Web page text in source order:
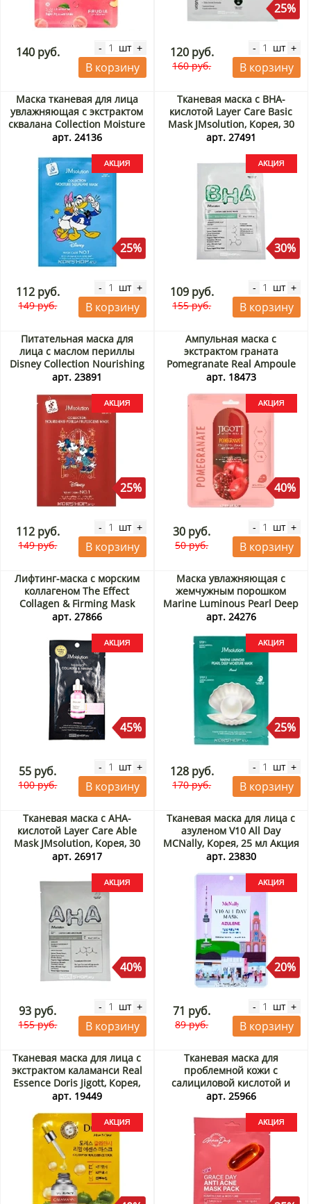
140 руб. - шт +
В корзину
25%
120 руб.
160 руб.
- шт +
В корзину
Маска тканевая для лица
увлажняющая с экстрактом
сквалана Collection Moisture
Squalane Mask JMsolution,
арт. 24136
25%
112 руб.
149 руб.
- шт +
В корзину
Тканевая маска с ВНА-
кислотой Layer Care Basic
Mask JMsolution, Корея, 30
мл Акция
арт. 27491
30%
109 руб.
155 руб.
- шт +
В корзину
Питательная маска для
лица с маслом периллы
Disney Collection Nourishing
Perilla Frutescens Mask
арт. 23891
25%
112 руб.
149 руб.
- шт +
В корзину
Ампульная маска с
экстрактом граната
Pomegranate Real Ampoule
Mask Jigott, Корея, 27 мл
арт. 18473
40%
30 руб.
50 руб.
- шт +
В корзину
Лифтинг-маска с морским
коллагеном The Effect
Collagen & Firming Mask
JMsolution, Корея, 24 мл
арт. 27866
45%
55 руб.
100 руб.
- шт +
В корзину
Маска увлажняющая с
жемчужным порошком
Marine Luminous Pearl Deep
Moisture Mask JMsolution,
арт. 24276
25%
128 руб.
170 руб.
- шт +
В корзину
Тканевая маска с АНА-
кислотой Layer Care Able
Mask JMsolution, Корея, 30
мл Акция
арт. 26917
40%
93 руб.
155 руб.
- шт +
В корзину
Тканевая маска для лица с
азуленом V10 All Day
MCNally, Корея, 25 мл Акция
арт. 23830
20%
71 руб.
89 руб.
- шт +
В корзину
Тканевая маска для лица с
экстрактом каламанси Real
Essence Doris Jigott, Корея,
23 мл Акция
арт. 19449
Тканевая маска для
проблемной кожи с
салициловой кислотой и
цинком Anti Acne Mask Pack
Акция
арт. 25966